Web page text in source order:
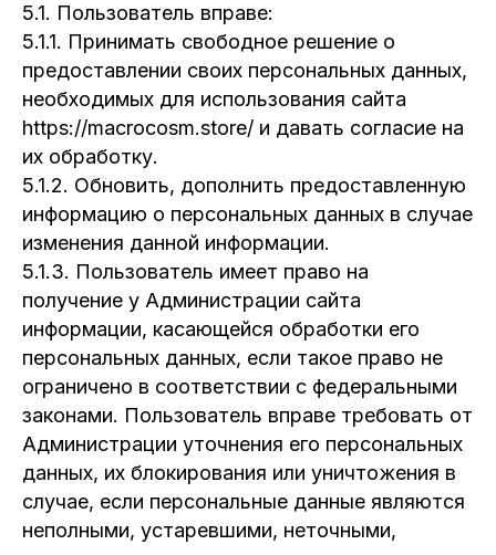
5.1. Пользователь вправе:
5.1.1. Принимать свободное решение о
предоставлении своих персональных данных,
необходимых для использования сайта
https://macrocosm.store/ и давать согласие на
их обработку.
5.1.2. Обновить, дополнить предоставленную
информацию о персональных данных в случае
изменения данной информации.
5.1.3. Пользователь имеет право на
получение у Администрации сайта
информации, касающейся обработки его
персональных данных, если такое право не
ограничено в соответствии с федеральными
законами. Пользователь вправе требовать от
Администрации уточнения его персональных
данных, их блокирования или уничтожения в
случае, если персональные данные являются
неполными, устаревшими, неточными,